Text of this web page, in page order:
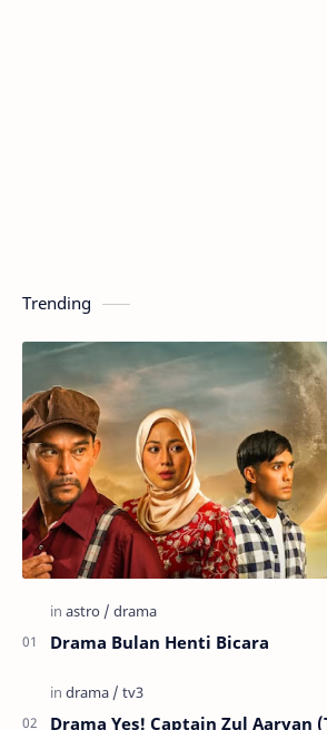
Trending
Drama Bulan Henti Bicara
Drama Yes! Captain Zul Aaryan